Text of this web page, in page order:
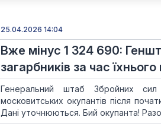
25.04.2026 14:04
Вже мінус 1 324 690:
загарбників за час
Генеральний штаб Збройних
московитських окупантів після
Дані уточнюються. Бий окупанта!